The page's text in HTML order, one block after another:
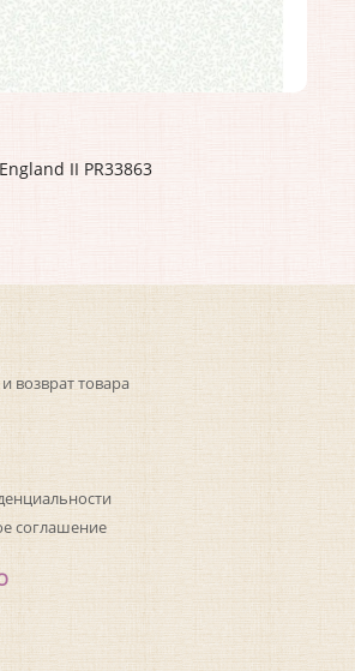
II PR33863
возврат товара
соглашение